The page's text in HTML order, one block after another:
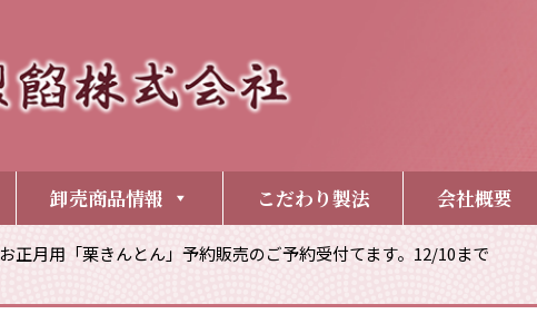
卸売商品情報 こだわり製法 会社概要
お正月用「栗きんとん」予約販売のご予約受付てます。12/10まで